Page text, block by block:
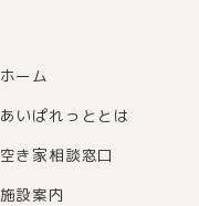
ホーム
あいぱれっととは
空き家相談窓口
施設案内